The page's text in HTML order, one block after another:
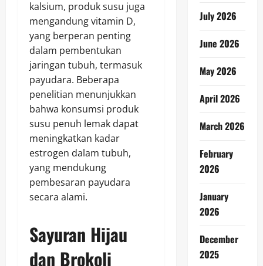
kalsium, produk susu juga
mengandung vitamin D,
yang berperan penting
dalam pembentukan
jaringan tubuh, termasuk
payudara. Beberapa
penelitian menunjukkan
bahwa konsumsi produk
susu penuh lemak dapat
meningkatkan kadar
estrogen dalam tubuh,
yang mendukung
pembesaran payudara
secara alami.
Sayuran Hijau
dan Brokoli
July 2026
June 2026
May 2026
April 2026
March 2026
February
2026
January
2026
December
2025